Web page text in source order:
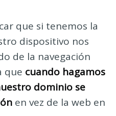
que si tenemos la
dispositivo nos
de la navegación
que cuando hagamos
dominio se
en vez de la web en